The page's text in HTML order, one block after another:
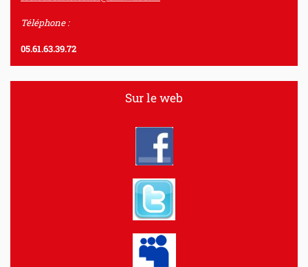
Téléphone :
05.61.63.39.72
Sur le web